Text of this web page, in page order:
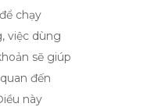
chạy
việc dùng
sẽ giúp
đến
này